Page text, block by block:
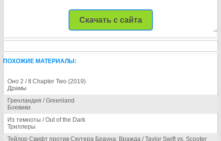
Скачать с сайта
ПОХОЖИЕ МАТЕРИАЛЫ:
Оно 2 / It Chapter Two (2019)
Драмы
Гренландия / Greenland
Боевики
Из темноты / Out of the Dark
Триллеры
Тейлор Свифт против Скутера Брауна: Вражда / Taylor Swift vs. Scooter